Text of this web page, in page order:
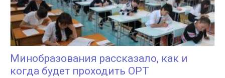
Кыргызстана
Минобразования рассказало, как и
когда будет проходить ОРТ